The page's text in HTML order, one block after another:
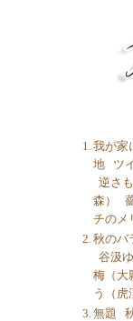
1.我が家
地
ツ
逆さ
森）
チのメ
2.秋のバ
谷汲
梅（大
う（虎
3.無題